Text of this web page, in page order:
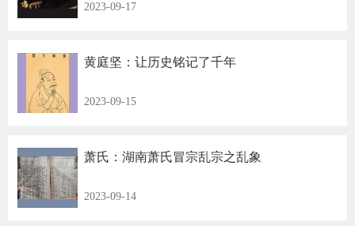
2023-09-17
黄庭坚：让历史铭记了千年
2023-09-15
萧氏：湖南萧氏冒宗乱宗之乱象
2023-09-14